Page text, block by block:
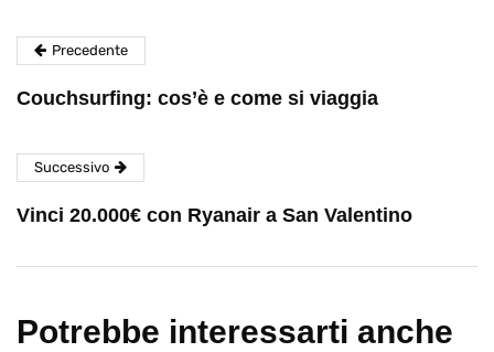
Precedente
Couchsurfing: cos’è e come si viaggia
Successivo
Vinci 20.000€ con Ryanair a San Valentino
Potrebbe interessarti anche